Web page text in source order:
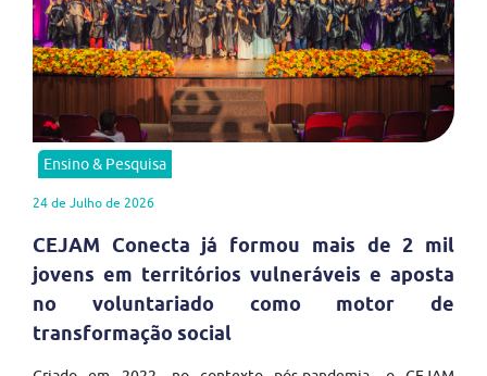
Ensino & Pesquisa
24 de Julho de 2026
CEJAM Conecta já formou mais de 2 mil
jovens em territórios vulneráveis e aposta
no voluntariado como motor de
transformação social